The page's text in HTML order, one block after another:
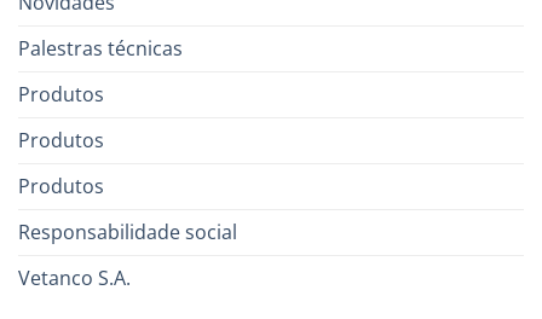
Palestras técnicas
Produtos
Produtos
Produtos
Responsabilidade social
Vetanco S.A.